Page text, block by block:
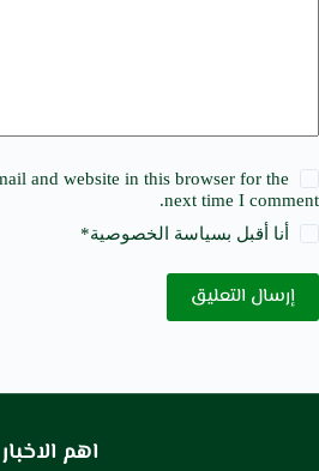
and website in this browser for the
next time I comment.
أنا أقبل بسياسة الخصوصية*
إرسال التعليق
اهم الاخبار